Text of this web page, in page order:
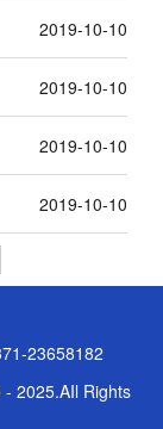
2019-10-10
2019-10-10
2019-10-10
2019-10-10
23658182
- 2025.AIl Rights